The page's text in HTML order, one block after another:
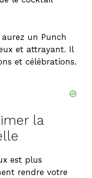
un Punch
et attrayant. Il
et célébrations.
la
est plus
rendre votre